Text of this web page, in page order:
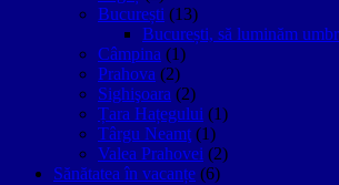
București (13)
București, să luminăm
Câmpina (1)
Prahova (2)
Sighişoara (2)
Țara Hațegului (1)
Târgu Neamţ (1)
Valea Prahovei (2)
Sănătatea în vacanțe (6)